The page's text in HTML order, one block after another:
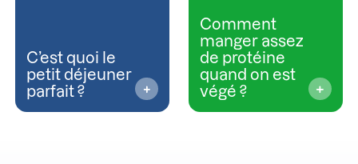
C’est quoi le
petit déjeuner
parfait ?
Comment
manger assez
de protéine
quand on est
végé ?